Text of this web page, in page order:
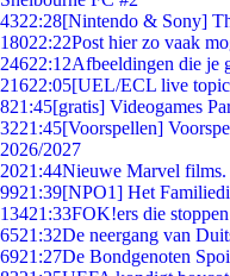
4322:28[Nintendo & Sony]
18022:22Post hier zo vaak
24622:12Afbeeldingen die je
21622:05[UEL/ECL live
821:45[gratis] Videogames
3221:45[Voorspellen]
2026/2027
2021:44Nieuwe Marvel films.
9921:39[NPO1] Het
13421:33FOK!ers die
6521:32De neergang van
6921:27De Bondgenoten